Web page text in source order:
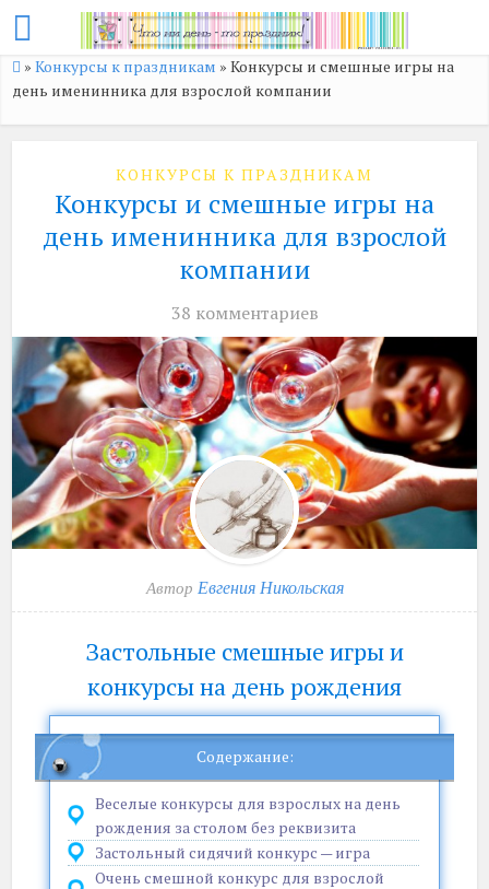
»Конкурсы к праздникам »Конкурсы и смешные игры на
день именинника для взрослой компании
КОНКУРСЫ К ПРАЗДНИКАМ
Конкурсы и смешные игры на
день именинника для взрослой
компании
38 комментариев
Автор Евгения Никольская
Застольные смешные игры и
конкурсы на день рождения
Содержание:
Веселые конкурсы для взрослых на день
рождения за столом без реквизита
Застольный сидячий конкурс — игра
Очень смешной конкурс для взрослой